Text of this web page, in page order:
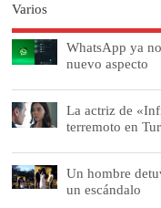
Varios
WhatsApp ya
nuevo aspecto
La actriz de
terremoto en
Un hombre
un escándalo